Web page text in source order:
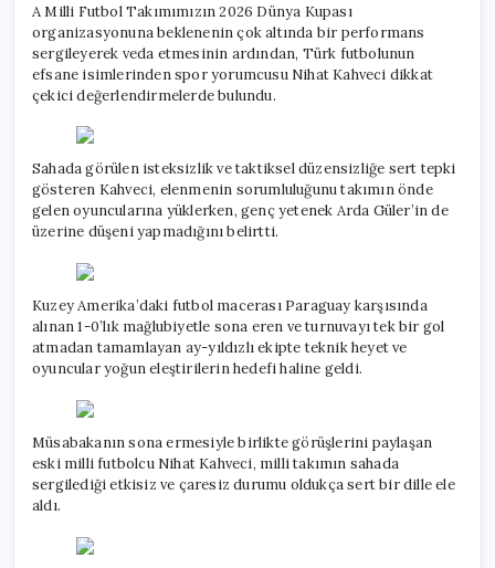
almadı’
için
A Milli Futbol Takımımızın 2026 Dünya Kupası
organizasyonuna beklenenin çok altında bir performans
sergileyerek veda etmesinin ardından, Türk futbolunun
efsane isimlerinden spor yorumcusu Nihat Kahveci dikkat
çekici değerlendirmelerde bulundu.
Sahada görülen isteksizlik ve taktiksel düzensizliğe sert tepki
gösteren Kahveci, elenmenin sorumluluğunu takımın önde
gelen oyuncularına yüklerken, genç yetenek Arda Güler’in de
üzerine düşeni yapmadığını belirtti.
Kuzey Amerika’daki futbol macerası Paraguay karşısında
alınan 1-0’lık mağlubiyetle sona eren ve turnuvayı tek bir gol
atmadan tamamlayan ay-yıldızlı ekipte teknik heyet ve
oyuncular yoğun eleştirilerin hedefi haline geldi.
Müsabakanın sona ermesiyle birlikte görüşlerini paylaşan
eski milli futbolcu Nihat Kahveci, milli takımın sahada
sergilediği etkisiz ve çaresiz durumu oldukça sert bir dille ele
aldı.